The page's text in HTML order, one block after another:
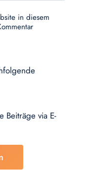
in diesem
Beiträge via E-